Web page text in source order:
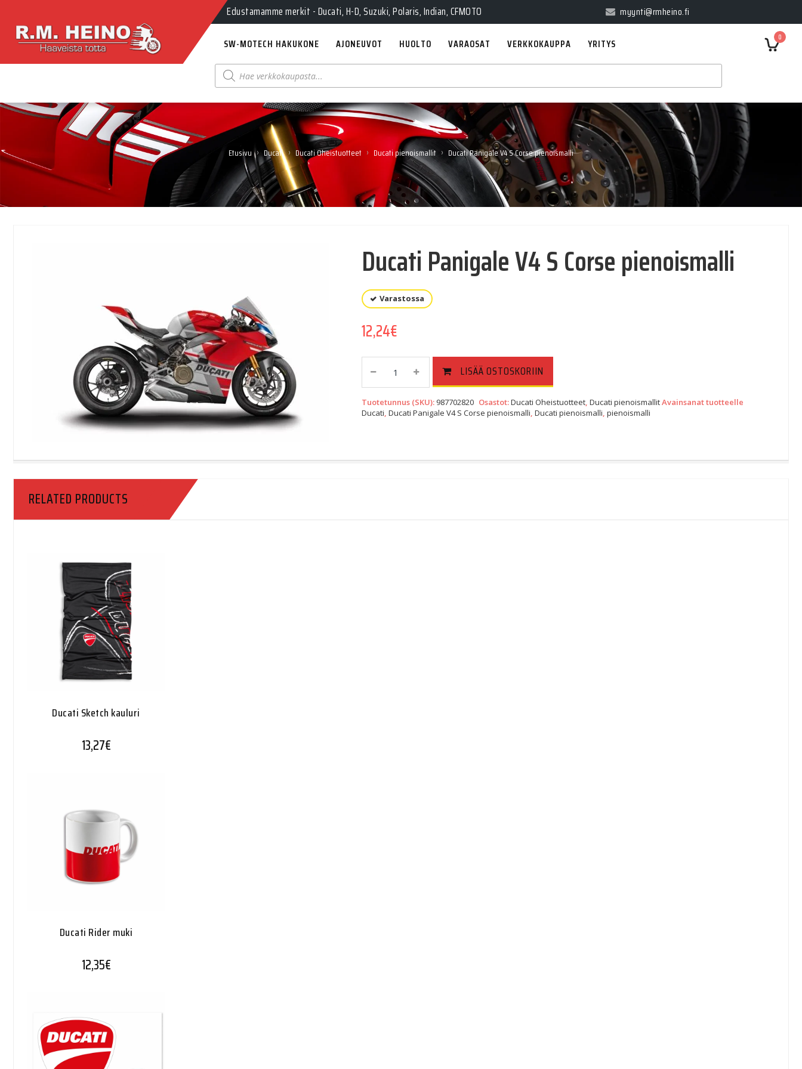
Edustamamme merkit - Ducati, H-D, Suzuki, Polaris, Indian, CFMOTO myynti@rmheino.fi
0
SW-MOTECH HAKUKONE AJONEUVOT HUOLTO VARAOSAT VERKKOKAUPPA YRITYS
Products
search
Etusivu › Ducati › Ducati Oheistuotteet › Ducati pienoismallit › Ducati Panigale V4 S Corse pienoismalli
Ducati Panigale V4 S Corse pienoismalli
Varastossa
12,24€
Panigale
S
Corse
LISÄÄ OSTOSKORIIN
Tuotetunnus (SKU): 987702820 Osastot:Ducati Oheistuotteet ,Ducati pienoismallitAvainsanat tuotteelle
Ducati ,Ducati Panigale V4 S Corse pienoismalli ,Ducati pienoismalli ,pienoismalli
RELATED PRODUCTS
Ducati Sketch kauluri
13,27€
Ducati Rider muki
12,35€